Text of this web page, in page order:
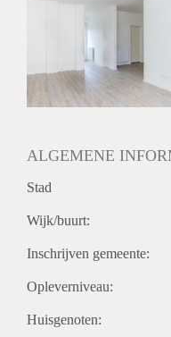
Gedeelde Douche: Nee
Gedeelde woonkamer:
Huisgenoten: Nee
Geslacht huisgenoten:
ALGEMENE
Stad
Wijk/buurt:
Inschrijven gemeente:
Opleverniveau:
Huisgenoten: